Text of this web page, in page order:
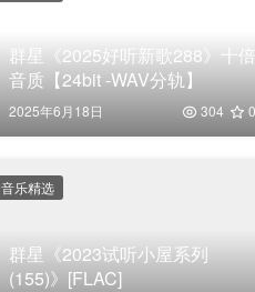
群星《2025好听新歌288》十倍
音质【24bit -WAV分轨】
2025年6月18日 304 0
群星《2023试听小屋系列
(155)》[FLAC]
音乐精选